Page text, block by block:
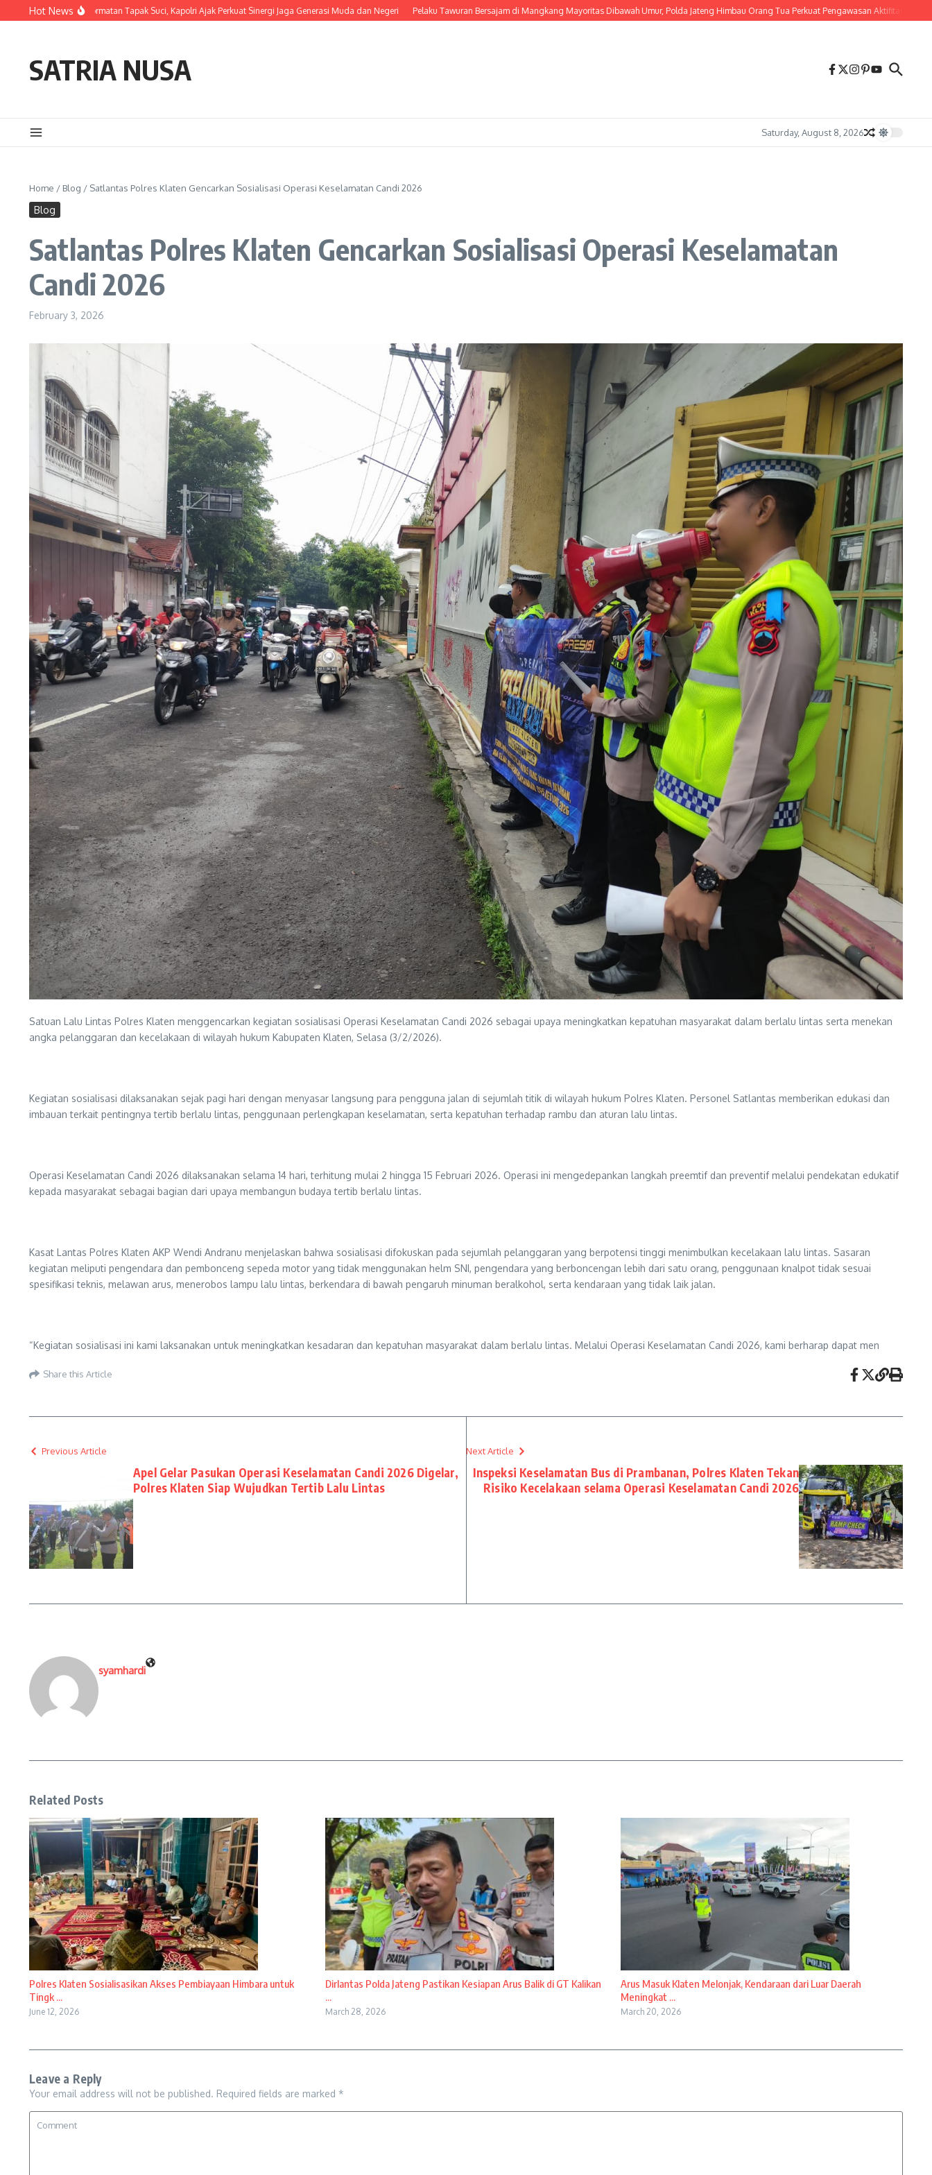
Skip to content
Hot News
Anggota Kehormatan Tapak Suci, Kapolri Ajak Perkuat Sinergi Jaga Generasi Muda dan Negeri Pelaku Tawuran Bersajam di Mangkang Mayoritas Dibawah Umur, Polda Jateng Himbau Orang Tua Perkuat Pengawasan Aktifitas Anak di
SATRIA NUSA
Saturday, August 8, 2026
Home / Blog / Satlantas Polres Klaten Gencarkan Sosialisasi Operasi Keselamatan Candi 2026
Blog
Satlantas Polres Klaten Gencarkan Sosialisasi Operasi Keselamatan
Candi 2026
February 3, 2026
Satuan Lalu Lintas Polres Klaten menggencarkan kegiatan sosialisasi Operasi Keselamatan Candi 2026 sebagai upaya meningkatkan kepatuhan masyarakat dalam berlalu lintas serta menekan
angka pelanggaran dan kecelakaan di wilayah hukum Kabupaten Klaten, Selasa (3/2/2026).
Kegiatan sosialisasi dilaksanakan sejak pagi hari dengan menyasar langsung para pengguna jalan di sejumlah titik di wilayah hukum Polres Klaten. Personel Satlantas memberikan edukasi dan
imbauan terkait pentingnya tertib berlalu lintas, penggunaan perlengkapan keselamatan, serta kepatuhan terhadap rambu dan aturan lalu lintas.
Operasi Keselamatan Candi 2026 dilaksanakan selama 14 hari, terhitung mulai 2 hingga 15 Februari 2026. Operasi ini mengedepankan langkah preemtif dan preventif melalui pendekatan edukatif
kepada masyarakat sebagai bagian dari upaya membangun budaya tertib berlalu lintas.
Kasat Lantas Polres Klaten AKP Wendi Andranu menjelaskan bahwa sosialisasi difokuskan pada sejumlah pelanggaran yang berpotensi tinggi menimbulkan kecelakaan lalu lintas. Sasaran
kegiatan meliputi pengendara dan pembonceng sepeda motor yang tidak menggunakan helm SNI, pengendara yang berboncengan lebih dari satu orang, penggunaan knalpot tidak sesuai
spesifikasi teknis, melawan arus, menerobos lampu lalu lintas, berkendara di bawah pengaruh minuman beralkohol, serta kendaraan yang tidak laik jalan.
“Kegiatan sosialisasi ini kami laksanakan untuk meningkatkan kesadaran dan kepatuhan masyarakat dalam berlalu lintas. Melalui Operasi Keselamatan Candi 2026, kami berharap dapat men
Share this Article
Previous Article
Apel Gelar Pasukan Operasi Keselamatan Candi 2026 Digelar,
Polres Klaten Siap Wujudkan Tertib Lalu Lintas
Next Article
Inspeksi Keselamatan Bus di Prambanan, Polres Klaten Tekan
Risiko Kecelakaan selama Operasi Keselamatan Candi 2026
syamhardi
Related Posts
Polres Klaten Sosialisasikan Akses Pembiayaan Himbara untuk
Tingk ...
June 12, 2026
Dirlantas Polda Jateng Pastikan Kesiapan Arus Balik di GT Kalikan
...
March 28, 2026
Arus Masuk Klaten Melonjak, Kendaraan dari Luar Daerah
Meningkat ...
March 20, 2026
Leave a Reply
Your email address will not be published. Required fields are marked *